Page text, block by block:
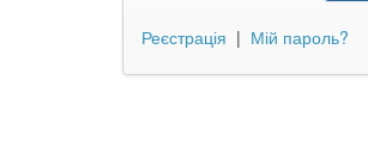
Реєстрація | Мій пароль?